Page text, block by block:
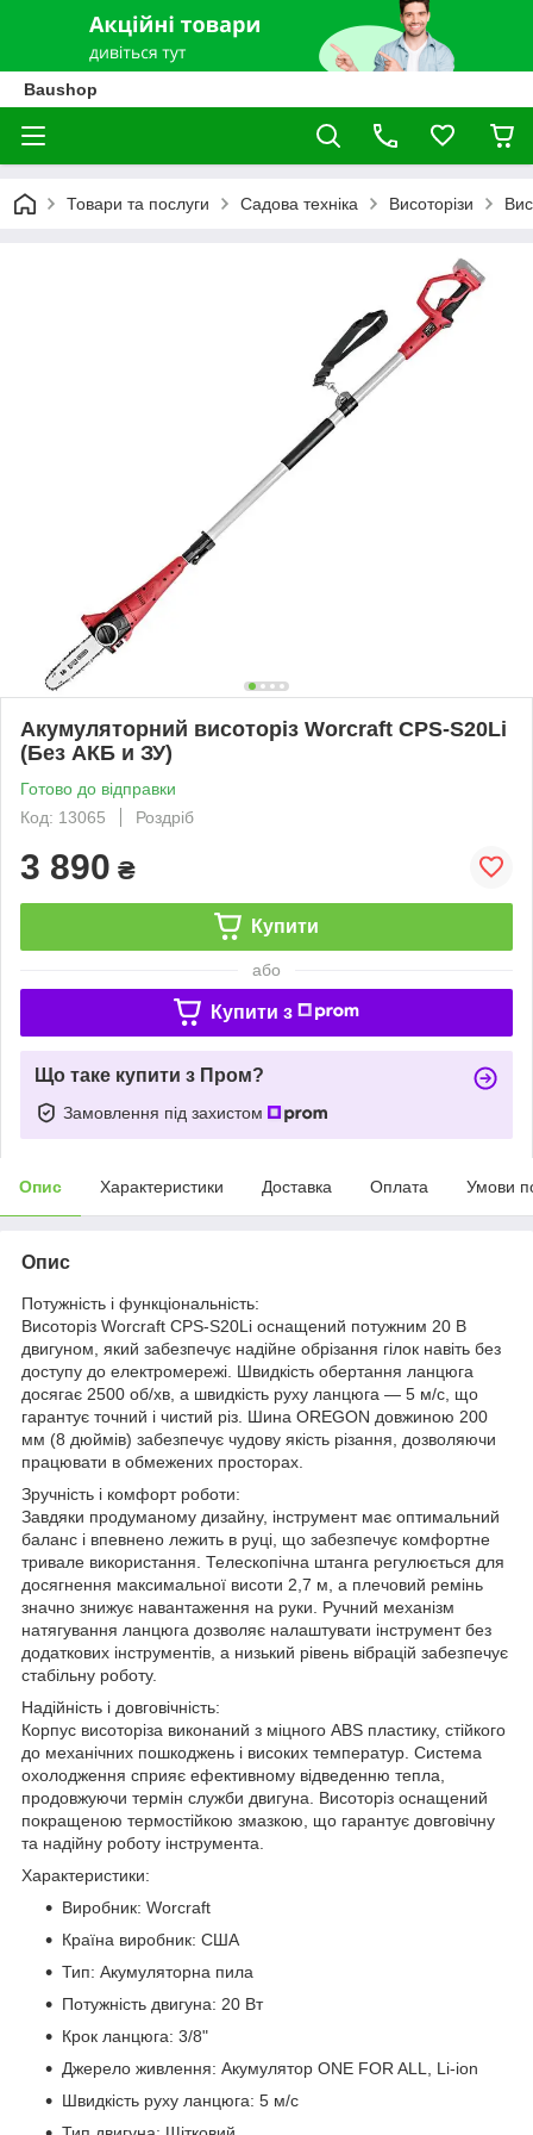
Baushop
Товари та послуги Садова техніка Висоторізи
Акумуляторний висоторіз Worcraft CPS-S20Li
(Без АКБ и ЗУ)
Готово до відправки
Код: 13065
Роздріб
3 890 ₴
Купити
або
Купити з
Що таке купити з Пром?
Замовлення під захистом
Опис Характеристики Доставка Оплата Умови
Опис
Потужність і функціональність:
Висоторіз Worcraft CPS-S20Li оснащений потужним 20 В
двигуном, який забезпечує надійне обрізання гілок навіть без
доступу до електромережі. Швидкість обертання ланцюга
досягає 2500 об/хв, а швидкість руху ланцюга — 5 м/с, що
гарантує точний і чистий різ. Шина OREGON довжиною 200
мм (8 дюймів) забезпечує чудову якість різання, дозволяючи
працювати в обмежених просторах.
Зручність і комфорт роботи:
Завдяки продуманому дизайну, інструмент має оптимальний
баланс і впевнено лежить в руці, що забезпечує комфортне
тривале використання. Телескопічна штанга регулюється для
досягнення максимальної висоти 2,7 м, а плечовий ремінь
значно знижує навантаження на руки. Ручний механізм
натягування ланцюга дозволяє налаштувати інструмент без
додаткових інструментів, а низький рівень вібрацій забезпечує
стабільну роботу.
Надійність і довговічність:
Корпус висоторіза виконаний з міцного ABS пластику, стійкого
до механічних пошкоджень і високих температур. Система
охолодження сприяє ефективному відведенню тепла,
продовжуючи термін служби двигуна. Висоторіз оснащений
покращеною термостійкою змазкою, що гарантує довговічну
та надійну роботу інструмента.
Характеристики:
Виробник: Worcraft
Країна виробник: США
Тип: Акумуляторна пила
Потужність двигуна: 20 Вт
Крок ланцюга: 3/8"
Джерело живлення: Акумулятор ONE FOR ALL, Li-ion
Швидкість руху ланцюга: 5 м/с